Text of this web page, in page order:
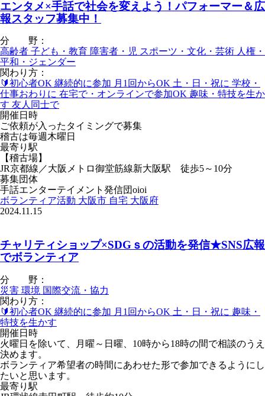
エンタメ×手話で社会を変えよう！パフォーマー＆広
報スタッフ募集中！
分 野：
高齢者 子ども・教育 障害者・児 スポーツ・文化・芸術 人権・
平和・ジェンダー
関わり方：
🔰初心者OK 継続的に参加 月1回からOK 土・日・祝に 学校・
仕事おわりに 在宅で・オンラインで参加OK 趣味・特技を生か
す 友人同士で
開催日時
ご依頼が入ったタイミングで募集
稽古は毎週木曜日
最寄り駅
【稽古場】
JR京都線／大阪メトロ御堂筋線新大阪駅 徒歩5～10分
募集団体
手話エンターテイメント発信団oioi
ボランティア活動 大阪市 自宅 大阪府
2024.11.15
チャリティショップ×SDGｓの活動を発信★SNS広報
でボランティア
分 野：
災害 環境 国際交流・協力
関わり方：
🔰初心者OK 継続的に参加 月1回からOK 土・日・祝に 趣味・
特技を生かす
開催日時
火曜日を除いて、月曜～日曜、10時から18時の間で相談のうえ
決めます。
ボランティア希望者の時間にあわせた形で参加できるようにし
たいと思います。
最寄り駅